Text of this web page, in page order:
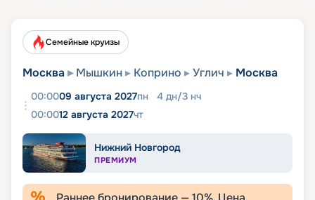
Семейные круизы
Москва Мышкин Коприно Углич Москва
00:0009 августа 2027пн 4 дн/3 нч
00:0012 августа 2027чт
Нижний Новгород
ПРЕМИУМ